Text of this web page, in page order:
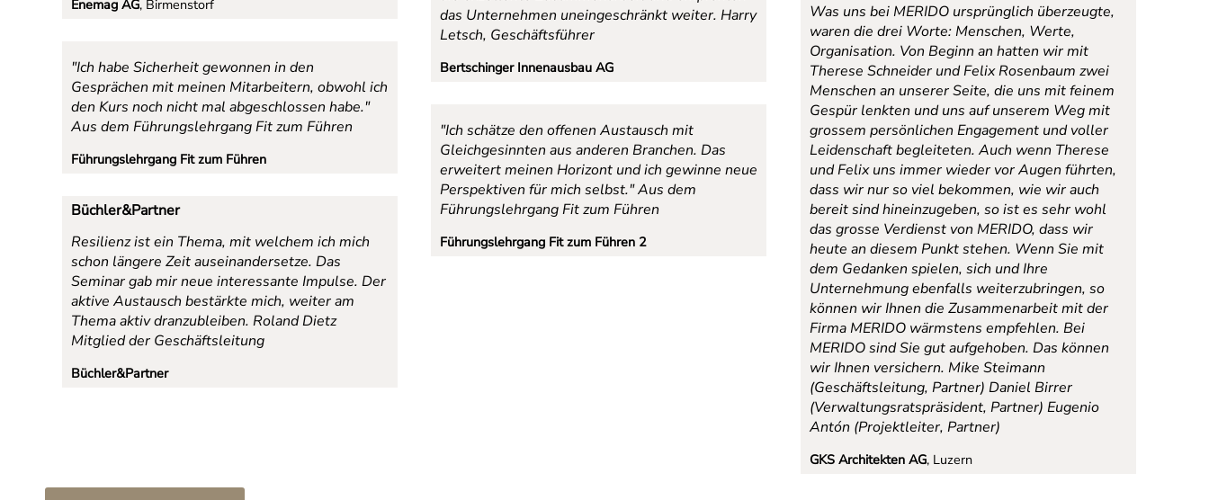
das Unternehmen uneingeschränkt weiter.Harry
Letsch, Geschäftsführer
Bertschinger Innenausbau AG
Enemag AG, Birmenstorf
Was uns bei MERIDO ursprünglich überzeugte,
waren die drei Worte: Menschen, Werte,
Organisation. Von Beginn an hatten wir mit
Therese Schneider und Felix Rosenbaum zwei
Menschen an unserer Seite, die uns mit feinem
Gespür lenkten und uns auf unserem Weg mit
grossem persönlichen Engagement und voller
Leidenschaft begleiteten. Auch wenn Therese
und Felix uns immer wieder vor Augen führten,
dass wir nur so viel bekommen, wie wir auch
bereit sind hineinzugeben, so ist es sehr wohl
das grosse Verdienst von MERIDO, dass wir
heute an diesem Punkt stehen. Wenn Sie mit
dem Gedanken spielen, sich und Ihre
Unternehmung ebenfalls weiterzubringen, so
können wir Ihnen die Zusammenarbeit mit der
Firma MERIDO wärmstens empfehlen. Bei
MERIDO sind Sie gut aufgehoben. Das können
wir Ihnen versichern. Mike Steimann
(Geschäftsleitung, Partner) Daniel Birrer
(Verwaltungsratspräsident, Partner) Eugenio
Antón (Projektleiter, Partner)
GKS Architekten AG, Luzern
"Ich habe Sicherheit gewonnen in den
Gesprächen mit meinen Mitarbeitern, obwohl ich
den Kurs noch nicht mal abgeschlossen habe."
Aus dem Führungslehrgang Fit zum Führen
Führungslehrgang Fit zum Führen
"Ich schätze den offenen Austausch mit
Gleichgesinnten aus anderen Branchen. Das
erweitert meinen Horizont und ich gewinne neue
Perspektiven für mich selbst."Aus dem
Führungslehrgang Fit zum Führen
Führungslehrgang Fit zum Führen 2
Büchler&Partner
Resilienz ist ein Thema, mit welchem ich mich
schon längere Zeit auseinandersetze. Das
Seminar gab mir neue interessante Impulse. Der
aktive Austausch bestärkte mich, weiter am
Thema aktiv dranzubleiben. Roland Dietz
Mitglied der Geschäftsleitung
Büchler&Partner